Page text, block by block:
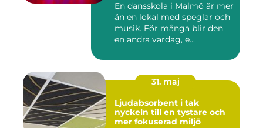
En dansskola i Malmö är mer
än en lokal med speglar och
musik. För många blir den
en andra vardag, e...
31. maj
Ljudabsorbent i tak
nyckeln till en tystare och
mer fokuserad miljö